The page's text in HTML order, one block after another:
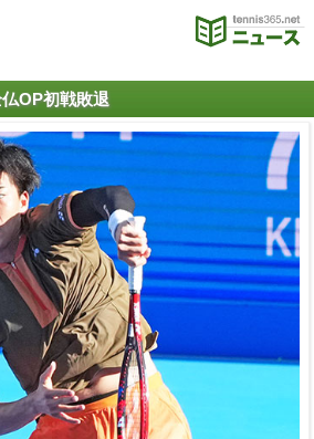
OP初戦敗退